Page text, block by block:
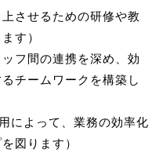
上させるための研修や教
す）
ッフ間の連携を深め、効
チームワークを構築し
によって、業務の効率化
図ります）